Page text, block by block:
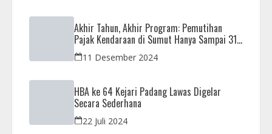
Akhir Tahun, Akhir Program: Pemutihan
Pajak Kendaraan di Sumut Hanya Sampai 31
Desember
11 Desember 2024
HBA ke 64 Kejari Padang Lawas Digelar
Secara Sederhana
22 Juli 2024